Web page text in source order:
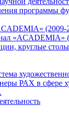
программы
(2009-
«ACADEMIA»
круглые столы
РАХ в сфере